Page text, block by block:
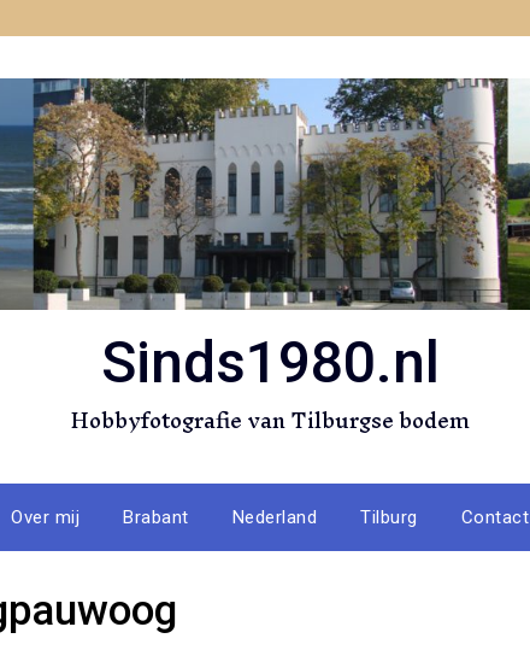
Sinds1980.nl
Hobbyfotografie van Tilburgse bodem
Over mij Brabant Nederland Tilburg Contact